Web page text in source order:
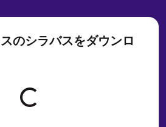
のシラバスをダウンロ
Loading form...